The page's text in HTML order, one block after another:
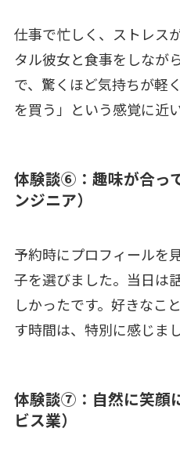
仕事で忙しく、ストレス
タル彼女と食事をしなが
で、驚くほど気持ちが軽
を買う」という感覚に近
体験談⑥：趣味が合っ
ンジニア）
予約時にプロフィールを
子を選びました。当日は
しかったです。好きなこ
す時間は、特別に感じまし
体験談⑦：自然に笑顔
ビス業）